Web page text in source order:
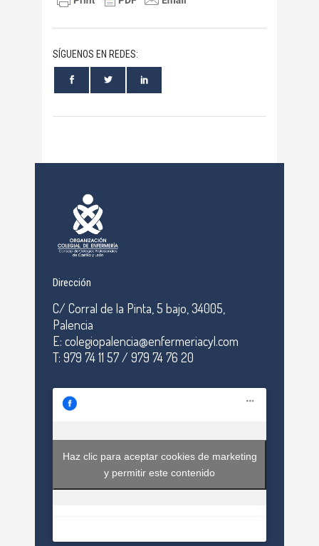
SÍGUENOS EN REDES:
Dirección
C/ Corral de la Pinta, 5 bajo, 34005,
Palencia
E: colegiopalencia@enfermeriacyl.com
T: 979 74 11 57 / 979 74 76 20
Haz clic para aceptar cookies de marketing
y permitir este contenido